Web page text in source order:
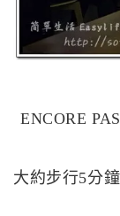
ENCORE
大約步行5分